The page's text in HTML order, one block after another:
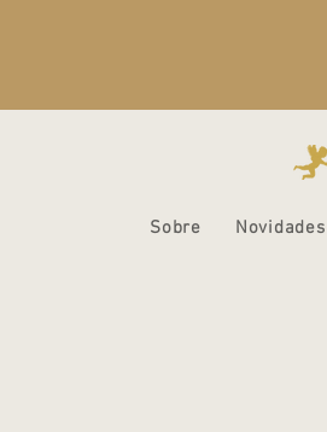
Sobre Novidades